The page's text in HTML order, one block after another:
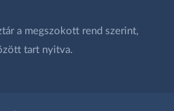
a megszokott rend szerint,
tart nyitva.